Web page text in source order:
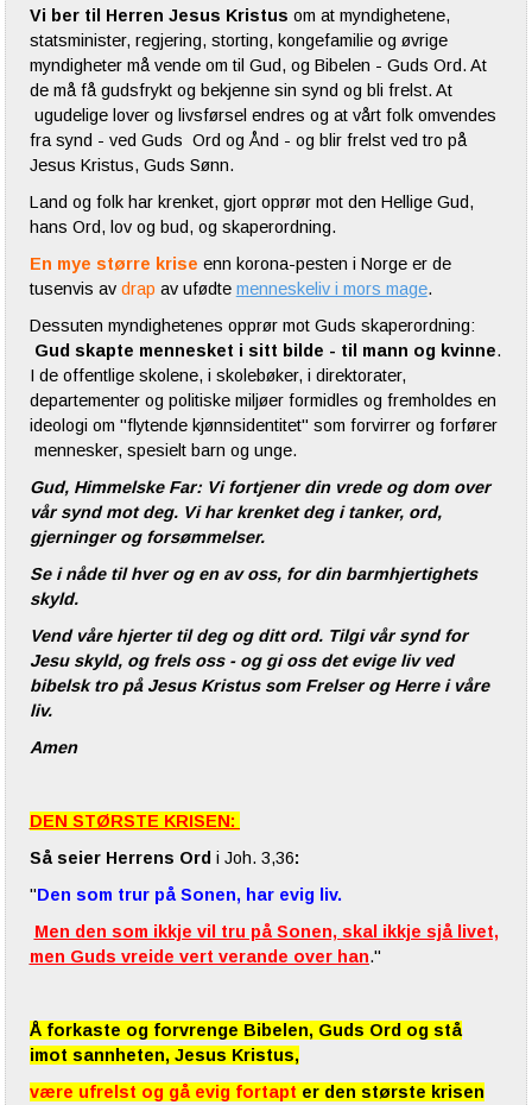
Vi ber til Herren Jesus Kristus om at myndighetene,
statsminister, regjering, storting, kongefamilie og øvrige
myndigheter må vende om til Gud, og Bibelen - Guds Ord. At
de må få gudsfrykt og bekjenne sin synd og bli frelst. At
ugudelige lover og livsførsel endres og at vårt folk omvendes
fra synd - ved Guds Ord og Ånd - og blir frelst ved tro på
Jesus Kristus, Guds Sønn.
Land og folk har krenket, gjort opprør mot den Hellige Gud,
hans Ord, lov og bud, og skaperordning.
En mye større krise enn korona-pesten i Norge er de
tusenvis av drap av ufødte menneskeliv i mors mage.
Dessuten myndighetenes opprør mot Guds skaperordning:
Gud skapte mennesket i sitt bilde - til mann og kvinne.
I de offentlige skolene, i skolebøker, i direktorater,
departementer og politiske miljøer formidles og fremholdes en
ideologi om "flytende kjønnsidentitet" som forvirrer og forfører
mennesker, spesielt barn og unge.
Gud, Himmelske Far: Vi fortjener din vrede og dom over
vår synd mot deg. Vi har krenket deg i tanker, ord,
gjerninger og forsømmelser.
Se i nåde til hver og en av oss, for din barmhjertighets
skyld.
Vend våre hjerter til deg og ditt ord. Tilgi vår synd for
Jesu skyld, og frels oss - og gi oss det evige liv ved
bibelsk tro på Jesus Kristus som Frelser og Herre i våre
liv.
Amen
DEN STØRSTE KRISEN:
Så seier Herrens Ord i Joh. 3,36:
"Den som trur på Sonen, har evig liv.
Men den som ikkje vil tru på Sonen, skal ikkje sjå livet,
men Guds vreide vert verande over han."
Å forkaste og forvrenge Bibelen, Guds Ord og stå
imot sannheten, Jesus Kristus,
være ufrelst og gå evig fortapt er den største krisen